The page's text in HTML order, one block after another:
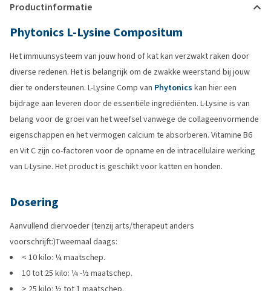
Productinformatie
Phytonics L-Lysine Compositum
Het immuunsysteem van jouw hond of kat kan verzwakt raken door
diverse redenen. Het is belangrijk om de zwakke weerstand bij jouw
dier te ondersteunen. L-Lysine Comp van Phytonics kan hier een
bijdrage aan leveren door de essentiële ingrediënten. L-Lysine is van
belang voor de groei van het weefsel vanwege de collageenvormende
eigenschappen en het vermogen calcium te absorberen. Vitamine B6
en Vit C zijn co-factoren voor de opname en de intracellulaire werking
van L-Lysine. Het product is geschikt voor katten en honden.
Dosering
Aanvullend diervoeder (tenzij arts/therapeut anders
voorschrijft:)Tweemaal daags:
< 10 kilo: ¼ maatschep.
10 tot 25 kilo: ¼ -½ maatschep.